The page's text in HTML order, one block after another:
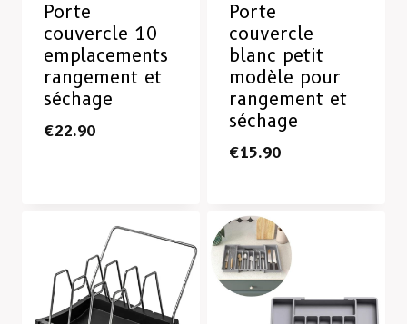
Porte
couvercle 10
emplacements
rangement et
séchage
€22.90
Porte
couvercle
blanc petit
modèle pour
rangement et
séchage
€15.90